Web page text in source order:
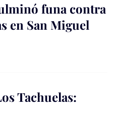
funa contra
en San Miguel
Tachuelas: